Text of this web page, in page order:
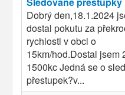
Dobrý den,18.1.2024
dostal pokutu za
rychlosti v obci o
15km/hod.Dostal jsem
1500kc Jedná se o
přestupek?v...